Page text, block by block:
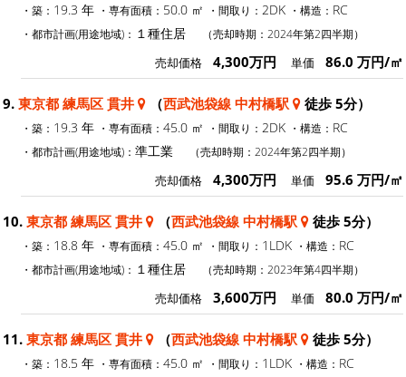
・築： 19.3 年 ・専有面積： 50.0 ㎡ ・間取り： 2DK ・構造： RC
・都市計画(用途地域)： １種住居 （売却時期：2024年第2四半期）
売却価格 4,300万円 単価 86.0 万円/㎡
9. 東京都 練馬区 貫井 （西武池袋線 中村橋駅 徒歩 5分）
・築： 19.3 年 ・専有面積： 45.0 ㎡ ・間取り： 2DK ・構造： RC
・都市計画(用途地域)： 準工業 （売却時期：2024年第2四半期）
売却価格 4,300万円 単価 95.6 万円/㎡
10. 東京都 練馬区 貫井 （西武池袋線 中村橋駅 徒歩 5分）
・築： 18.8 年 ・専有面積： 45.0 ㎡ ・間取り： 1LDK ・構造： RC
・都市計画(用途地域)： １種住居 （売却時期：2023年第4四半期）
売却価格 3,600万円 単価 80.0 万円/㎡
11. 東京都 練馬区 貫井 （西武池袋線 中村橋駅 徒歩 5分）
・築： 18.5 年 ・専有面積： 45.0 ㎡ ・間取り： 1LDK ・構造： RC